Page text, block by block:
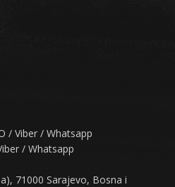
/ Viber / Whatsapp
/ Whatsapp
71000 Sarajevo, Bosna i